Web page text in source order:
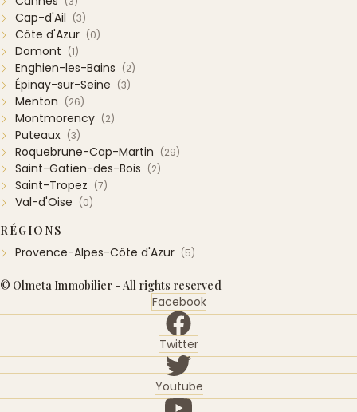
Cap-d'Ail (3)
Côte d'Azur (0)
Domont (1)
Enghien-les-Bains (2)
Épinay-sur-Seine (3)
Menton (26)
Montmorency (2)
Puteaux (3)
Roquebrune-Cap-Martin (29)
Saint-Gatien-des-Bois (2)
Saint-Tropez (7)
Val-d'Oise (0)
RÉGIONS
Provence-Alpes-Côte d'Azur (5)
© Olmeta Immobilier - All rights reserved
Facebook
Twitter
Youtube